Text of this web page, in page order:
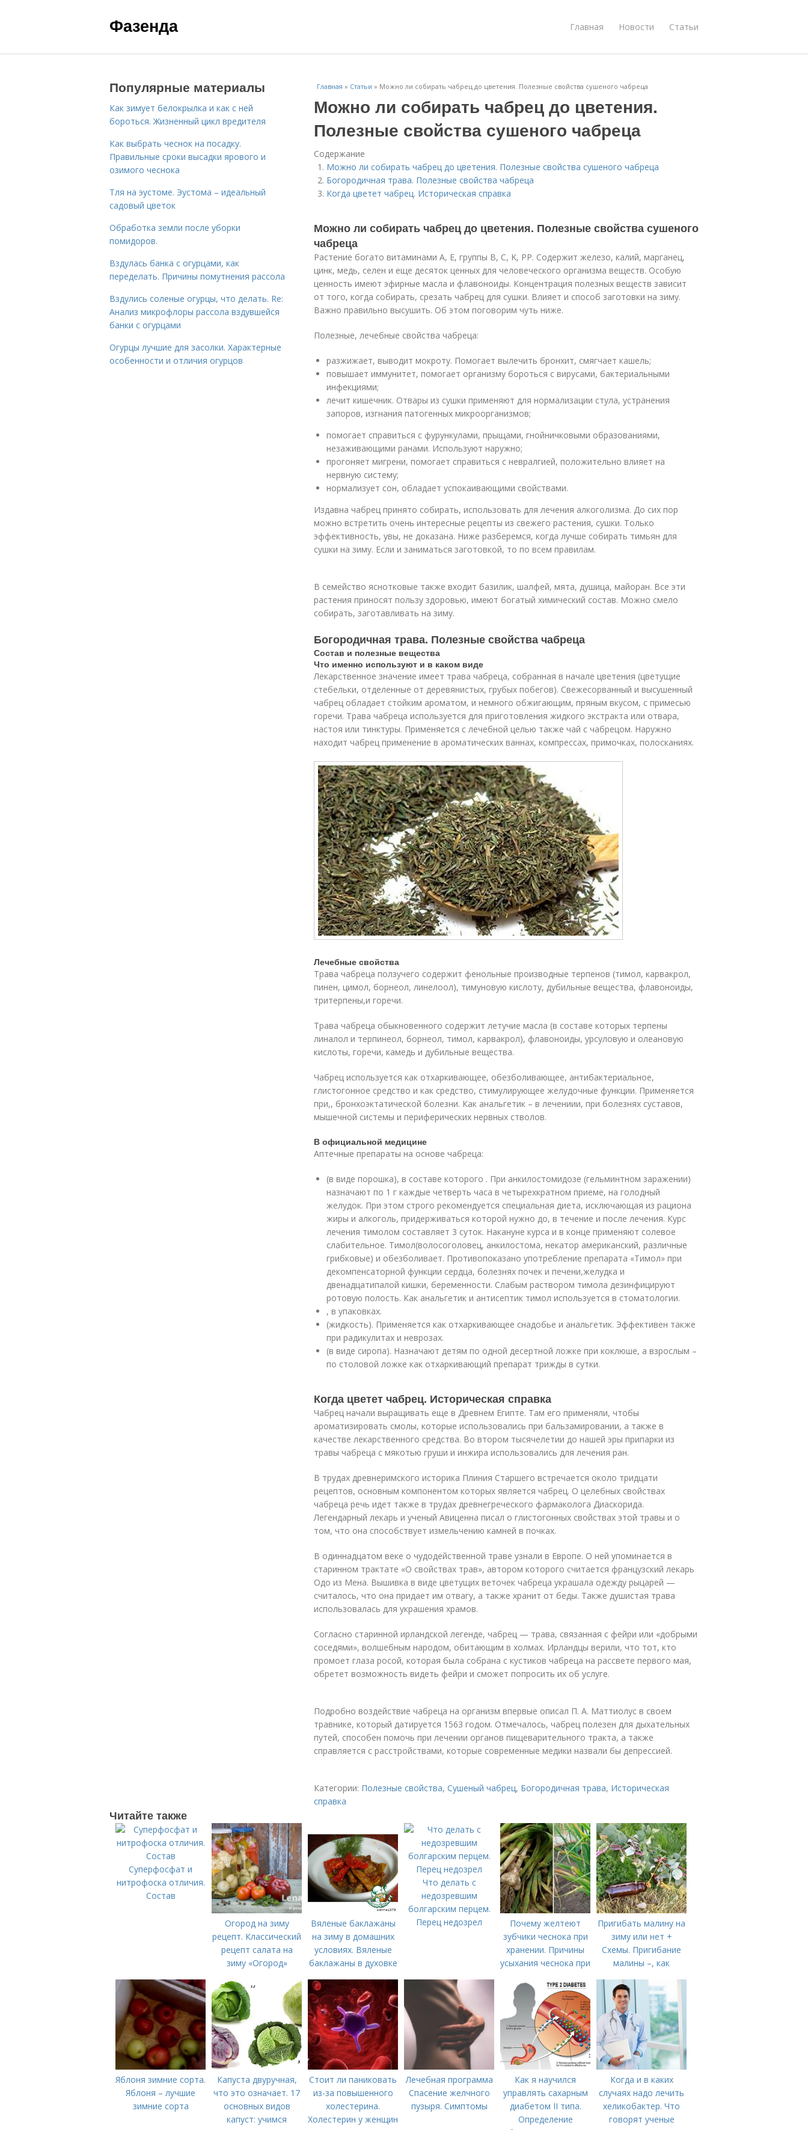
Фазенда Главная Новости Статьи
Главная » Статьи » Можно ли собирать чабрец до цветения. Полезные свойства сушеного чабреца
Можно ли собирать чабрец до цветения.
Полезные свойства сушеного чабреца
Содержание
Можно ли собирать чабрец до цветения. Полезные свойства сушеного чабреца
Богородичная трава. Полезные свойства чабреца
Когда цветет чабрец. Историческая справка
Можно ли собирать чабрец до цветения. Полезные свойства сушеного
чабреца
Растение богато витаминами A, E, группы B, C, K, PP. Содержит железо, калий, марганец,
цинк, медь, селен и еще десяток ценных для человеческого организма веществ. Особую
ценность имеют эфирные масла и флавоноиды. Концентрация полезных веществ зависит
от того, когда собирать, срезать чабрец для сушки. Влияет и способ заготовки на зиму.
Важно правильно высушить. Об этом поговорим чуть ниже.
Полезные, лечебные свойства чабреца:
разжижает, выводит мокроту. Помогает вылечить бронхит, смягчает кашель;
повышает иммунитет, помогает организму бороться с вирусами, бактериальными
инфекциями;
лечит кишечник. Отвары из сушки применяют для нормализации стула, устранения
запоров, изгнания патогенных микроорганизмов;
помогает справиться с фурункулами, прыщами, гнойничковыми образованиями,
незаживающими ранами. Используют наружно;
прогоняет мигрени, помогает справиться с невралгией, положительно влияет на
нервную систему;
нормализует сон, обладает успокаивающими свойствами.
Издавна чабрец принято собирать, использовать для лечения алкоголизма. До сих пор
можно встретить очень интересные рецепты из свежего растения, сушки. Только
эффективность, увы, не доказана. Ниже разберемся, когда лучше собирать тимьян для
сушки на зиму. Если и заниматься заготовкой, то по всем правилам.
В семейство яснотковые также входит базилик, шалфей, мята, душица, майоран. Все эти
растения приносят пользу здоровью, имеют богатый химический состав. Можно смело
собирать, заготавливать на зиму.
Богородичная трава. Полезные свойства чабреца
Состав и полезные вещества
Что именно используют и в каком виде
Лекарственное значение имеет трава чабреца, собранная в начале цветения (цветущие
стебельки, отделенные от деревянистых, грубых побегов). Свежесорванный и высушенный
чабрец обладает стойким ароматом, и немного обжигающим, пряным вкусом, с примесью
горечи. Трава чабреца используется для приготовления жидкого экстракта или отвара,
настоя или тинктуры. Применяется с лечебной целью также чай с чабрецом. Наружно
находит чабрец применение в ароматических ваннах, компрессах, примочках, полосканиях.
Лечебные свойства
Трава чабреца ползучего содержит фенольные производные терпенов (тимол, карвакрол,
пинен, цимол, борнеол, линелоол), тимуновую кислоту, дубильные вещества, флавоноиды,
тритерпены,и горечи.
Трава чабреца обыкновенного содержит летучие масла (в составе которых терпены
линалол и терпинеол, борнеол, тимол, карвакрол), флавоноиды, урсуловую и олеановую
кислоты, горечи, камедь и дубильные вещества.
Чабрец используется как отхаркивающее, обезболивающее, антибактериальное,
глистогонное средство и как средство, стимулирующее желудочные функции. Применяется
при,, бронхоэктатической болезни. Как анальгетик – в лечениии, при болезнях суставов,
мышечной системы и периферических нервных стволов.
В официальной медицине
Аптечные препараты на основе чабреца:
(в виде порошка), в составе которого . При анкилостомидозе (гельминтном заражении)
назначают по 1 г каждые четверть часа в четырехкратном приеме, на голодный
желудок. При этом строго рекомендуется специальная диета, исключающая из рациона
жиры и алкоголь, придерживаться которой нужно до, в течение и после лечения. Курс
лечения тимолом составляет 3 суток. Накануне курса и в конце применяют солевое
слабительное. Тимол(волосоголовец, анкилостома, некатор американский, различные
грибковые) и обезболивает. Противопоказано употребление препарата «Тимол» при
декомпенсаторной функции сердца, болезнях почек и печени,желудка и
двенадцатипалой кишки, беременности. Слабым раствором тимола дезинфицируют
ротовую полость. Как анальгетик и антисептик тимол используется в стоматологии.
, в упаковках.
(жидкость). Применяется как отхаркивающее снадобье и анальгетик. Эффективен также
при радикулитах и неврозах.
(в виде сиропа). Назначают детям по одной десертной ложке при коклюше, а взрослым –
по столовой ложке как отхаркивающий препарат трижды в сутки.
Когда цветет чабрец. Историческая справка
Чабрец начали выращивать еще в Древнем Египте. Там его применяли, чтобы
ароматизировать смолы, которые использовались при бальзамировании, а также в
качестве лекарственного средства. Во втором тысячелетии до нашей эры припарки из
травы чабреца с мякотью груши и инжира использовались для лечения ран.
В трудах древнеримского историка Плиния Старшего встречается около тридцати
рецептов, основным компонентом которых является чабрец. О целебных свойствах
чабреца речь идет также в трудах древнегреческого фармаколога Диаскорида.
Легендарный лекарь и ученый Авиценна писал о глистогонных свойствах этой травы и о
том, что она способствует измельчению камней в почках.
В одиннадцатом веке о чудодейственной траве узнали в Европе. О ней упоминается в
старинном трактате «О свойствах трав», автором которого считается французский лекарь
Одо из Мена. Вышивка в виде цветущих веточек чабреца украшала одежду рыцарей —
считалось, что она придает им отвагу, а также хранит от беды. Также душистая трава
использовалась для украшения храмов.
Согласно старинной ирландской легенде, чабрец — трава, связанная с фейри или «добрыми
соседями», волшебным народом, обитающим в холмах. Ирландцы верили, что тот, кто
промоет глаза росой, которая была собрана с кустиков чабреца на рассвете первого мая,
обретет возможность видеть фейри и сможет попросить их об услуге.
Подробно воздействие чабреца на организм впервые описал П. А. Маттиолус в своем
травнике, который датируется 1563 годом. Отмечалось, чабрец полезен для дыхательных
путей, способен помочь при лечении органов пищеварительного тракта, а также
справляется с расстройствами, которые современные медики назвали бы депрессией.
Категории: Полезные свойства, Сушеный чабрец, Богородичная трава, Историческая
справка
Популярные материалы
Как зимует белокрылка и как с ней
бороться. Жизненный цикл вредителя
Как выбрать чеснок на посадку.
Правильные сроки высадки ярового и
озимого чеснока
Тля на эустоме. Эустома – идеальный
садовый цветок
Обработка земли после уборки
помидоров.
Вздулась банка с огурцами, как
переделать. Причины помутнения рассола
Вздулись соленые огурцы, что делать. Re:
Анализ микрофлоры рассола вздувшейся
банки с огурцами
Огурцы лучшие для засолки. Характерные
особенности и отличия огурцов
Читайте также
Суперфосфат и
нитрофоска отличия.
Состав
Огород на зиму
рецепт. Классический
рецепт салата на
зиму «Огород»
Вяленые баклажаны
на зиму в домашних
условиях. Вяленые
баклажаны в духовке
приготовления на
зиму с фото в
домашних условиях
Что делать с
недозревшим
болгарским перцем.
Перец недозрел
Почему желтеют
зубчики чеснока при
хранении. Причины
усыхания чеснока при
Пригибать малину на
зиму или нет +
Схемы. Пригибание
малины –, как
когда
Яблоня зимние сорта.
Яблоня – лучшие
зимние сорта
Капуста двуручная,
что это означает. 17
основных видов
капуст: учимся
Стоит ли паниковать
из-за повышенного
холестерина.
Холестерин у женщин
Лечебная программа
Спасение желчного
пузыря. Симптомы
Как я научился
управлять сахарным
диабетом II типа.
Определение
болезни. Причины
Когда и в каких
случаях надо лечить
хеликобактер. Что
говорят ученые